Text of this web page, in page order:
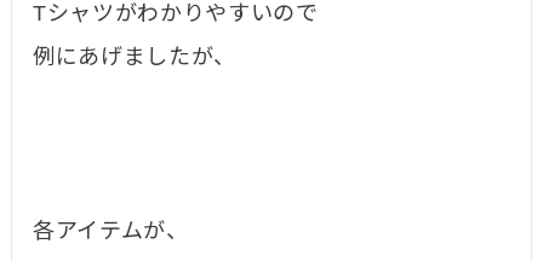
Tシャツがわかりやすいので
例にあげましたが、
各アイテムが、